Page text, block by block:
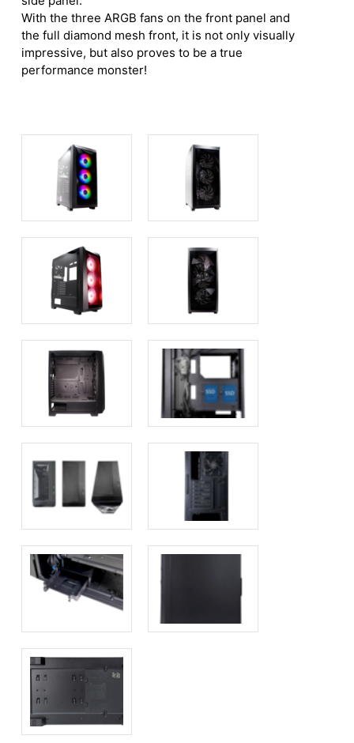
With the three ARGB fans on the front panel and
the full diamond mesh front, it is not only visually
impressive, but also proves to be a true
performance monster!